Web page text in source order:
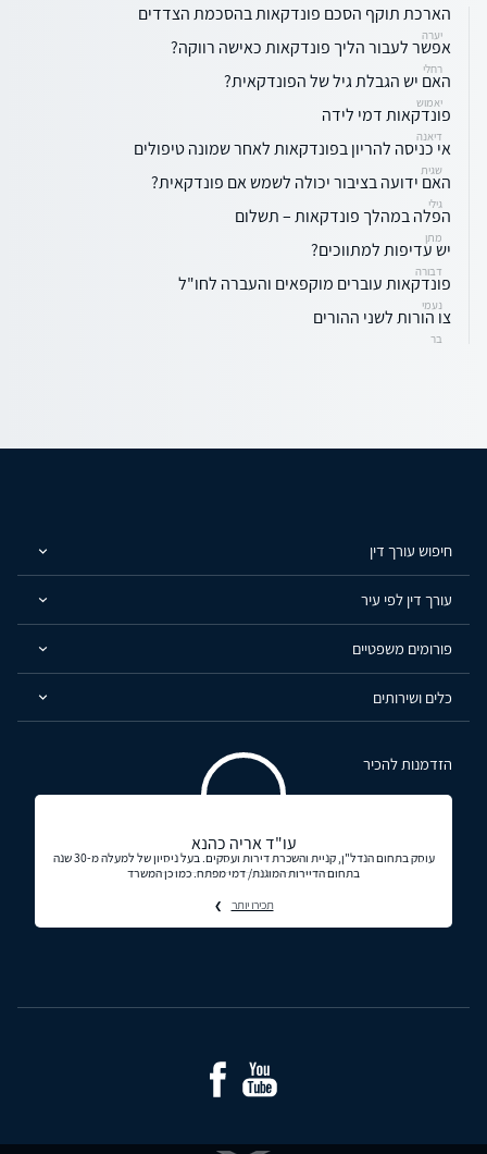
הארכת תוקף הסכם פונדקאות בהסכמת הצדדים
יערה
אפשר לעבור הליך פונדקאות כאישה רווקה?
רחלי
האם יש הגבלת גיל של הפונדקאית?
יאמוש
פונדקאות דמי לידה
דיאנה
אי כניסה להריון בפונדקאות לאחר שמונה טיפולים
שגית
האם ידועה בציבור יכולה לשמש אם פונדקאית?
גילי
הפלה במהלך פונדקאות – תשלום
מתן
יש עדיפות למתווכים?
דבורה
פונדקאות עוברים מוקפאים והעברה לחו"ל
נעמי
צו הורות לשני ההורים
בר
חיפוש עורך דין
עורך דין לפי עיר
פורומים משפטיים
כלים ושירותים
הזדמנות להכיר
עו"ד אריה כהנא
עוסק בתחום הנדל"ן, קניית והשכרת דירות ועסקים. בעל ניסיון של למעלה מ-30 שנה
בתחום הדיירות המוגנת/ דמי מפתח. כמו כן המשרד
תכירו יותר